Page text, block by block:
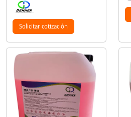
Solicitar cotización